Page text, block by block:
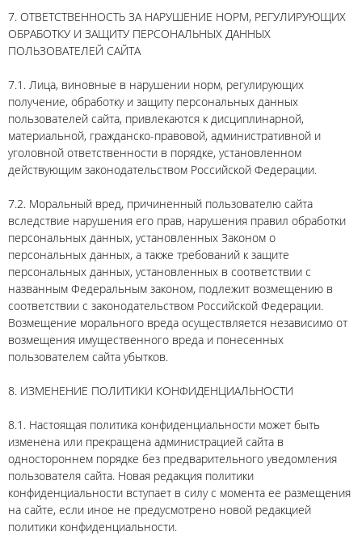
7. ОТВЕТСТВЕННОСТЬ ЗА НАРУШЕНИЕ НОРМ, РЕГУЛИРУЮЩИХ
ОБРАБОТКУ И ЗАЩИТУ ПЕРСОНАЛЬНЫХ ДАННЫХ
ПОЛЬЗОВАТЕЛЕЙ САЙТА
7.1. Лица, виновные в нарушении норм, регулирующих
получение, обработку и защиту персональных данных
пользователей сайта, привлекаются к дисциплинарной,
материальной, гражданско-правовой, административной и
уголовной ответственности в порядке, установленном
действующим законодательством Российской Федерации.
7.2. Моральный вред, причиненный пользователю сайта
вследствие нарушения его прав, нарушения правил обработки
персональных данных, установленных Законом о
персональных данных, а также требований к защите
персональных данных, установленных в соответствии с
названным Федеральным законом, подлежит возмещению в
соответствии с законодательством Российской Федерации.
Возмещение морального вреда осуществляется независимо от
возмещения имущественного вреда и понесенных
пользователем сайта убытков.
8. ИЗМЕНЕНИЕ ПОЛИТИКИ КОНФИДЕНЦИАЛЬНОСТИ
8.1. Настоящая политика конфиденциальности может быть
изменена или прекращена администрацией сайта в
одностороннем порядке без предварительного уведомления
пользователя сайта. Новая редакция политики
конфиденциальности вступает в силу с момента ее размещения
на сайте, если иное не предусмотрено новой редакцией
политики конфиденциальности.